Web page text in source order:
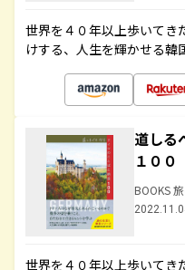
世界を４０年以上歩いてき
けする、人生を輝かせる韓
道しる
１００
BOOKS
世界を４０年以上歩いてき